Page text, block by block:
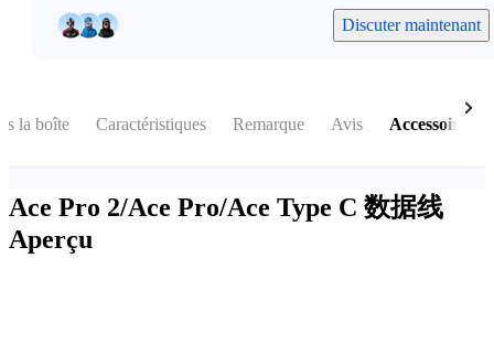
Discuter maintenant
la boîte Caractéristiques Remarque Avis Accessoires
Ace Pro 2/Ace Pro/Ace Type C 数据线
Aperçu